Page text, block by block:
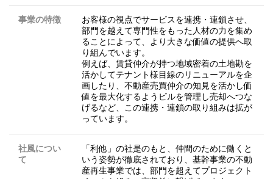
事業の特徴
お客様の視点でサービスを連携・連鎖させ、
部⾨を越えて専⾨性をもった⼈材の⼒を集め
ることによって、より⼤きな価値の提供へ取
り組んでいます。
例えば、賃貸仲介が持つ地域密着の⼟地勘を
活かしてテナント様⽬線のリニューアルを企
画したり、不動産売買仲介の知⾒を活かし価
値を最⼤化するようビルを管理し売却へつな
げるなど、この連携・連鎖の取り組みは拡が
っています。
社風につい
て
「利他」の社是のもと、仲間のために働くと
いう姿勢が徹底されており、基幹事業の不動
産再生事業では、部門を超えてプロジェクト